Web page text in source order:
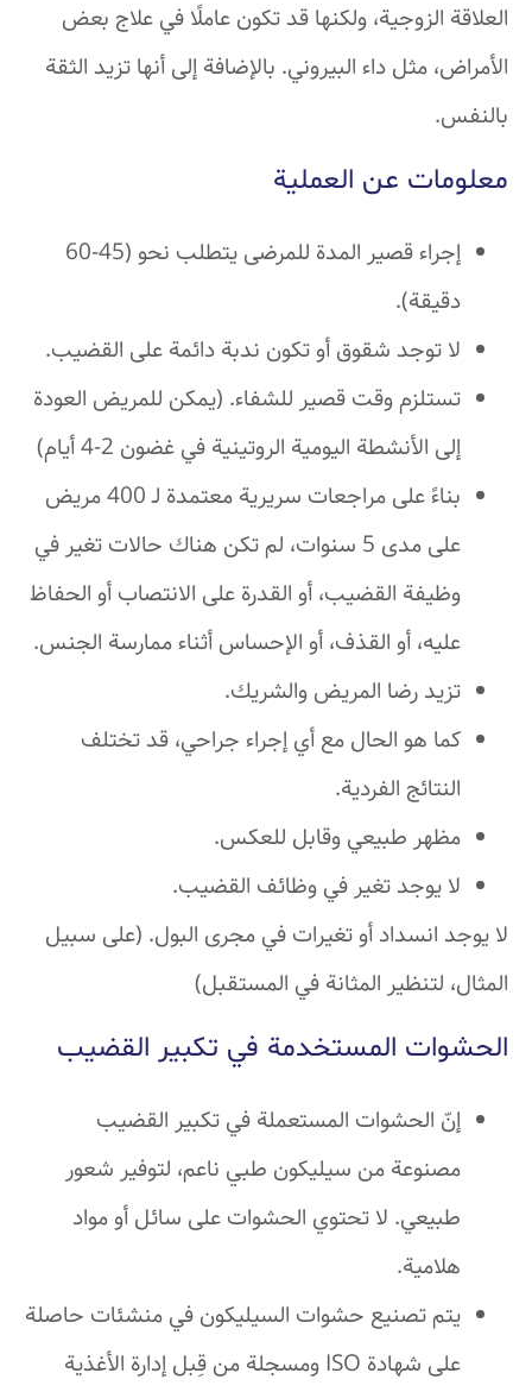
العلاقة الزوجية، ولكنها قد تكون عاملًا في علاج بعض
الأمراض، مثل داء البيروني. بالإضافة إلى أنها تزيد الثقة
بالنفس.
معلومات عن العملية
إجراء قصير المدة للمرضى يتطلب نحو (45-60
دقيقة).
لا توجد شقوق أو تكون ندبة دائمة على القضيب.
تستلزم وقت قصير للشفاء. (يمكن للمريض العودة
إلى الأنشطة اليومية الروتينية في غضون 2-4 أيام)
بناءً على مراجعات سريرية معتمدة لـ 400 مريض
على مدى 5 سنوات، لم تكن هناك حالات تغير في
وظيفة القضيب، أو القدرة على الانتصاب أو الحفاظ
عليه، أو القذف، أو الإحساس أثناء ممارسة الجنس.
تزيد رضا المريض والشريك.
كما هو الحال مع أي إجراء جراحي، قد تختلف
النتائج الفردية.
مظهر طبيعي وقابل للعكس.
لا يوجد تغير في وظائف القضيب.
لا يوجد انسداد أو تغيرات في مجرى البول. (على سبيل
المثال، لتنظير المثانة في المستقبل)
الحشوات المستخدمة في تكبير القضيب
إنّ الحشوات المستعملة في تكبير القضيب
مصنوعة من سيليكون طبي ناعم، لتوفير شعور
طبيعي. لا تحتوي الحشوات على سائل أو مواد
هلامية.
يتم تصنيع حشوات السيليكون في منشئات حاصلة
على شهادة ISO ومسجلة من قِبل إدارة الأغذية